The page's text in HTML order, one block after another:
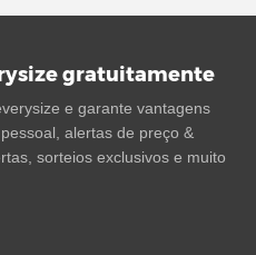
gratuitamente
e garante vantagens
alertas de preço &
sorteios exclusivos e muito